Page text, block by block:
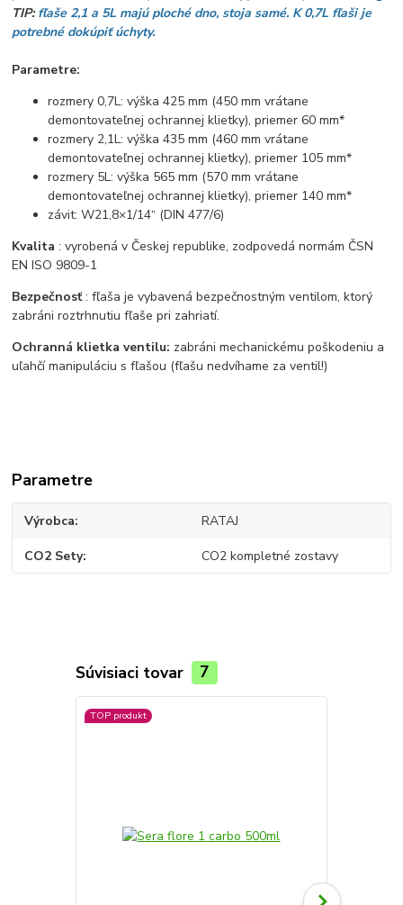
TIP:fľaše 2,1 a 5L majú ploché dno, stoja samé. K 0,7L fľaši je
potrebné dokúpiť úchyty.
Parametre:
rozmery 0,7L: výška 425 mm (450 mm vrátane
demontovateľnej ochrannej klietky), priemer 60 mm*
rozmery 2,1L: ​​výška 435 mm (460 mm vrátane
demontovateľnej ochrannej klietky), priemer 105 mm*
rozmery 5L: výška 565 mm (570 mm vrátane
demontovateľnej ochrannej klietky), priemer 140 mm*
závit: W21,8×1/14“ (DIN 477/6)
Kvalita : vyrobená v Českej republike, zodpovedá normám ČSN
EN ISO 9809-1
Bezpečnosť: fľaša je vybavená bezpečnostným ventilom, ktorý
zabráni roztrhnutiu fľaše pri zahriatí.
Ochranná klietka ventilu: zabráni mechanickému poškodeniu a
uľahčí manipuláciu s fľašou (fľašu nedvíhame za ventil!)
Parametre
Výrobca RATAJ
CO2 Sety CO2 kompletné zostavy
Súvisiaci tovar 7
TOP produkt